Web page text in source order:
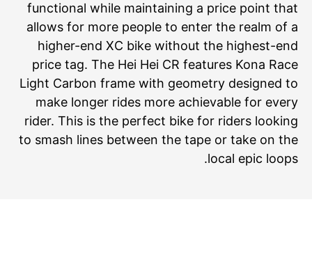
functional while maintaining a price point that
allows for more people to enter the realm of a
higher-end XC bike without the highest-end
price tag. The Hei Hei CR features Kona Race
Light Carbon frame with geometry designed to
make longer rides more achievable for every
rider. This is the perfect bike for riders looking
to smash lines between the tape or take on the
local epic loops.